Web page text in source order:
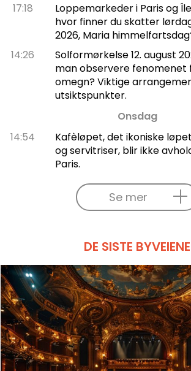
17:18
Loppemarkeder i Paris og
hvor finner du skatter
2026, Maria
14:26
Solformørkelse 12. august
man observere fenomenet
omegn? Viktige
utsiktspunkter.
Onsdag
14:54
Kafèløpet, det ikoniske
og servitriser, blir ikke
Paris.
Se mer
DE SISTE BYVEIENE